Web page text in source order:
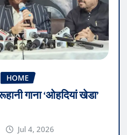
HOME
गाना ‘ओहदियां खेडा’
Jul 4, 2026